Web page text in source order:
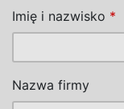
Imię i nazwisko *
Nazwa firmy